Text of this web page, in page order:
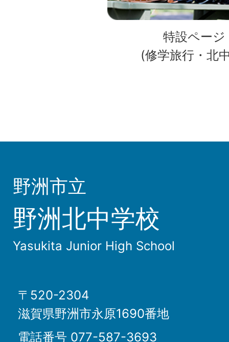
特設ページ
(修学旅行・北
野洲市立
野洲北中学校
Yasukita Junior High School
〒520-2304
滋賀県野洲市永原1690番地
電話番号 077-587-3693